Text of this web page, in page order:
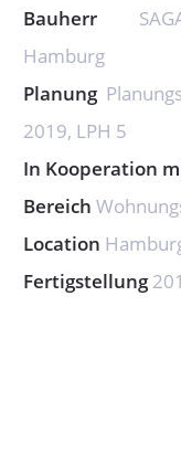
Bauherr SAGA
Hamburg
Planung
2019, LPH 5
In Kooperation
Bereich
Location
Fertigstellung